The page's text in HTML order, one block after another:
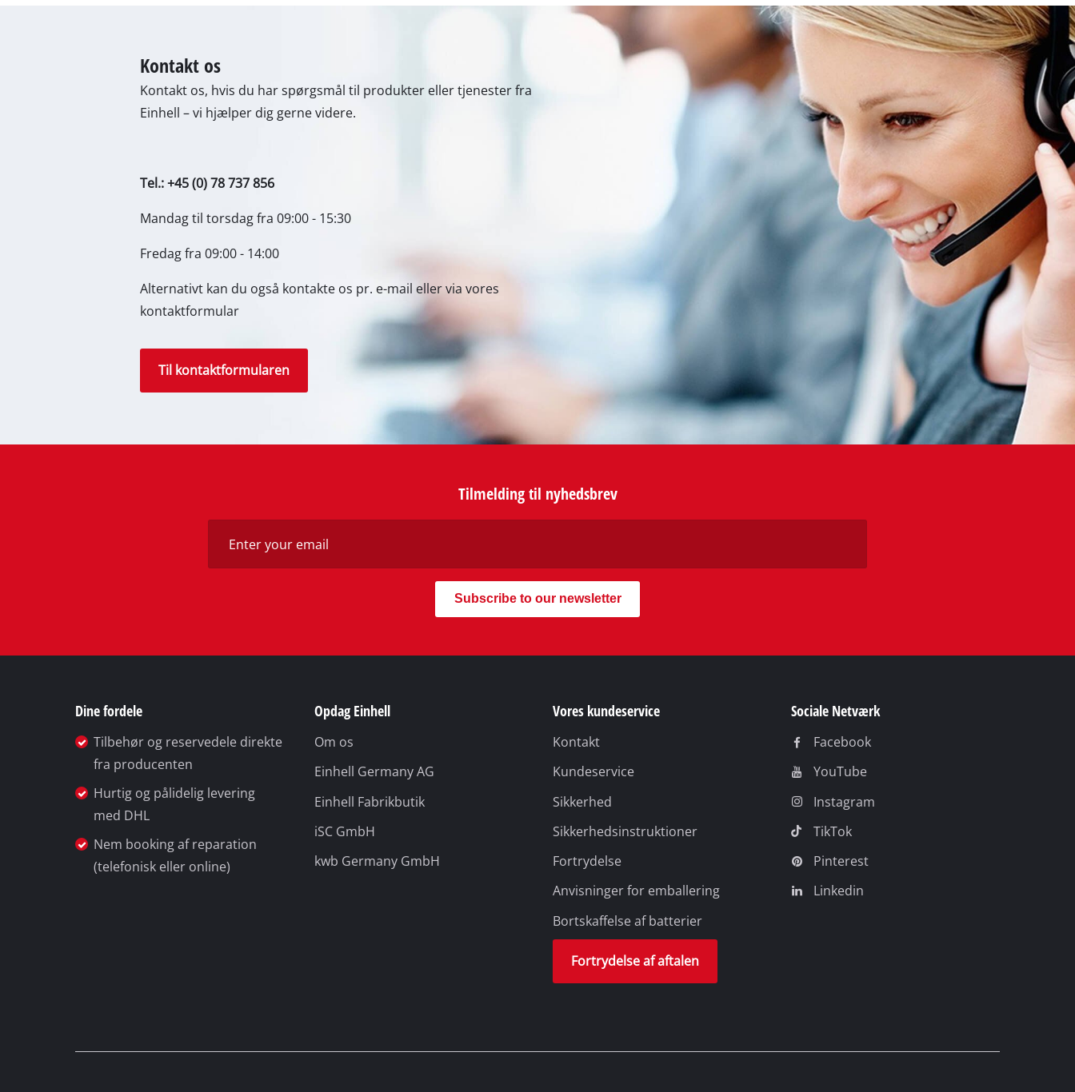
Klimaanlæg
Luftaffugter
Kontakt os
Kontakt os, hvis du har spørgsmål til produkter eller tjenester fra
Einhell – vi hjælper dig gerne videre.
Tel.: +45 (0) 78 737 856
Mandag til torsdag fra 09:00 - 15:30
Fredag fra 09:00 - 14:00
Alternativt kan du også kontakte os pr. e-mail eller via vores
kontaktformular
Til kontaktformularen
Tilmelding til nyhedsbrev
Subscribe to our newsletter
Dine fordele
Tilbehør og reservedele direkte
fra producenten
Hurtig og pålidelig levering
med DHL
Nem booking af reparation
(telefonisk eller online)
Opdag Einhell
Om os
Einhell Germany AG
Einhell Fabrikbutik
iSC GmbH
kwb Germany GmbH
Vores kundeservice
Kontakt
Kundeservice
Sikkerhed
Sikkerhedsinstruktioner
Fortrydelse
Anvisninger for emballering
Bortskaffelse af batterier
Fortrydelse af aftalen
Sociale Netværk
Facebook
YouTube
Instagram
TikTok
Pinterest
Linkedin